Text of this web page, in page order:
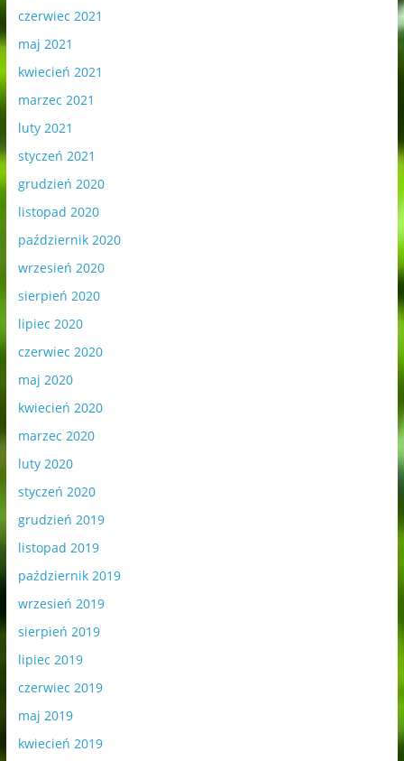
czerwiec 2021
maj 2021
kwiecień 2021
marzec 2021
luty 2021
styczeń 2021
grudzień 2020
listopad 2020
październik 2020
wrzesień 2020
sierpień 2020
lipiec 2020
czerwiec 2020
maj 2020
kwiecień 2020
marzec 2020
luty 2020
styczeń 2020
grudzień 2019
listopad 2019
październik 2019
wrzesień 2019
sierpień 2019
lipiec 2019
czerwiec 2019
maj 2019
kwiecień 2019